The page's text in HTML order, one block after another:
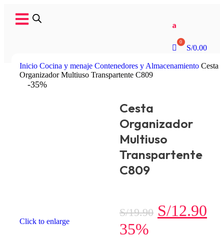
a
S/0.00
Inicio Cocina y menaje Contenedores y Almacenamiento Cesta
Organizador Multiuso Transpartente C809
-35%
Click to enlarge
Cesta
Organizador
Multiuso
Transpartente
C809
S/19.90 S/12.90
35%